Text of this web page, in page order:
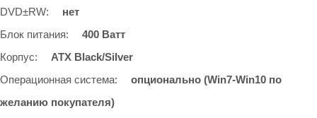
DVD±RW:
нет
Блок питания:
400 Ватт
Корпус:
ATX Black/Silver
Операционная система:
опционально (Win7-Win10 по
желанию покупателя)